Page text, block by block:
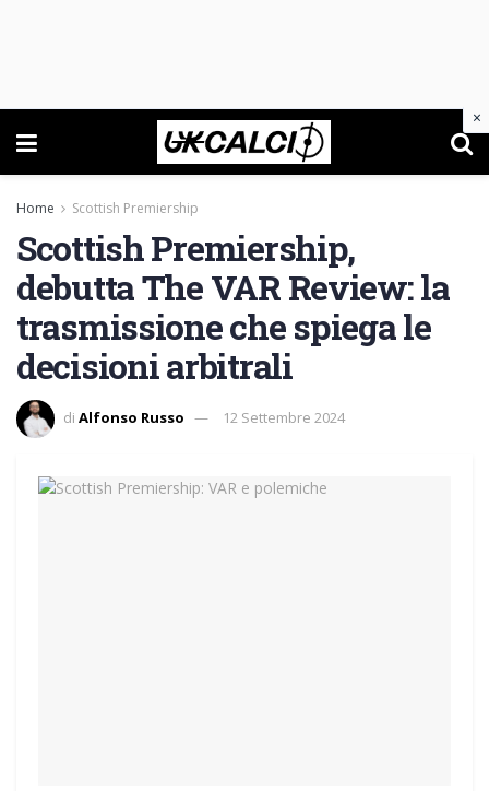
Home Scottish Premiership
Scottish Premiership,
debutta The VAR Review: la
trasmissione che spiega le
decisioni arbitrali
di Alfonso Russo 12 Settembre 2024
×